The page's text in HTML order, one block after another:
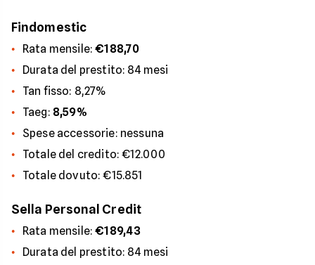
Findomestic
Rata mensile:€188,70
Durata del prestito: 84 mesi
Tan fisso: 8,27%
Taeg: 8,59%
Spese accessorie: nessuna
Totale del credito: €12.000
Totale dovuto: €15.851
Sella Personal Credit
Rata mensile:€189,43
Durata del prestito: 84 mesi